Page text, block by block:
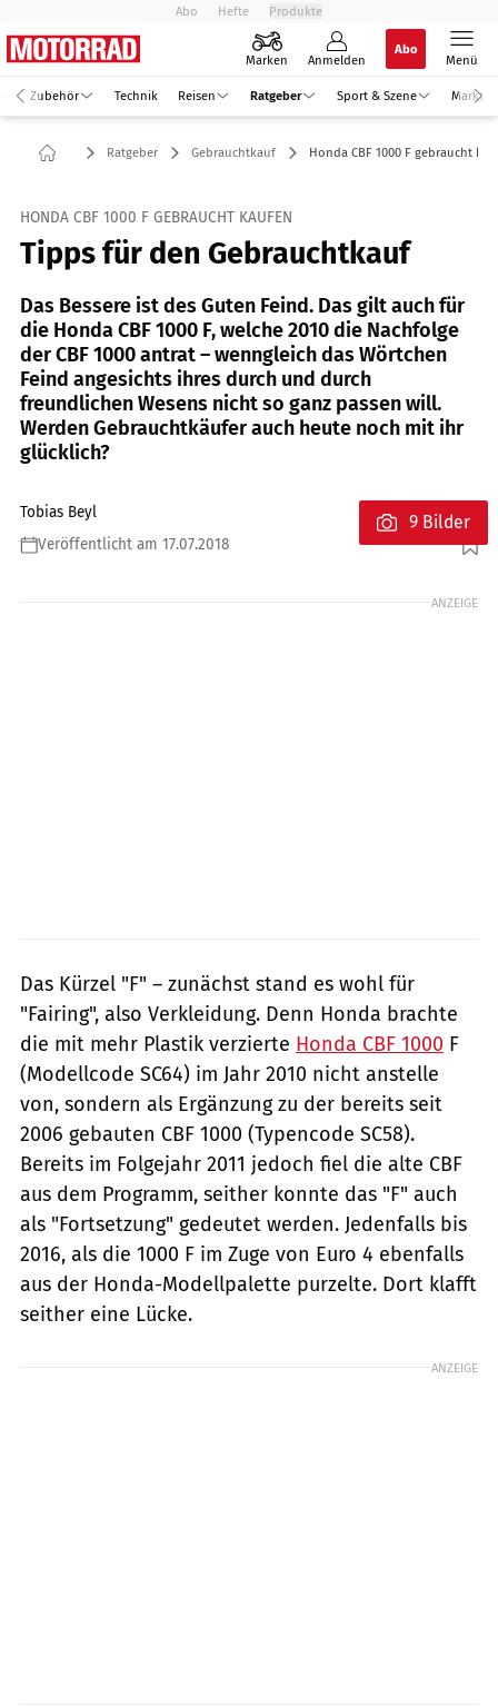
Abo Hefte Produkte
Marken Anmelden
Abo
Menü
Zubehör Technik Reisen Ratgeber Sport & Szene Markt
Ratgeber Gebrauchtkauf Honda CBF 1000 F gebraucht
HONDA CBF 1000 F GEBRAUCHT KAUFEN
Tipps für den Gebrauchtkauf
Das Bessere ist des Guten Feind. Das gilt auch für
die Honda CBF 1000 F, welche 2010 die Nachfolge
der CBF 1000 antrat – wenngleich das Wörtchen
Feind angesichts ihres durch und durch
freundlichen Wesens nicht so ganz passen will.
Werden Gebrauchtkäufer auch heute noch mit ihr
glücklich?
Tobias Beyl
Veröffentlicht am 17.07.2018
Foto: Honda/Gerhard Rudolph.
9 Bilder
ANZEIGE
Das Kürzel "F" – zunächst stand es wohl für
"Fairing", also Verkleidung. Denn Honda brachte
die mit mehr Plastik verzierte Honda CBF 1000 F
(Modellcode SC64) im Jahr 2010 nicht anstelle
von, sondern als Ergänzung zu der bereits seit
2006 gebauten CBF 1000 (Typencode SC58).
Bereits im Folgejahr 2011 jedoch fiel die alte CBF
aus dem Programm, seither konnte das "F" auch
als "Fortsetzung" gedeutet werden. Jedenfalls bis
2016, als die 1000 F im Zuge von Euro 4 ebenfalls
aus der Honda-Modellpalette purzelte. Dort klafft
seither eine Lücke.
ANZEIGE